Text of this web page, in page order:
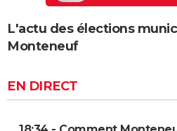
L'actu des élections
Monteneuf
EN DIRECT